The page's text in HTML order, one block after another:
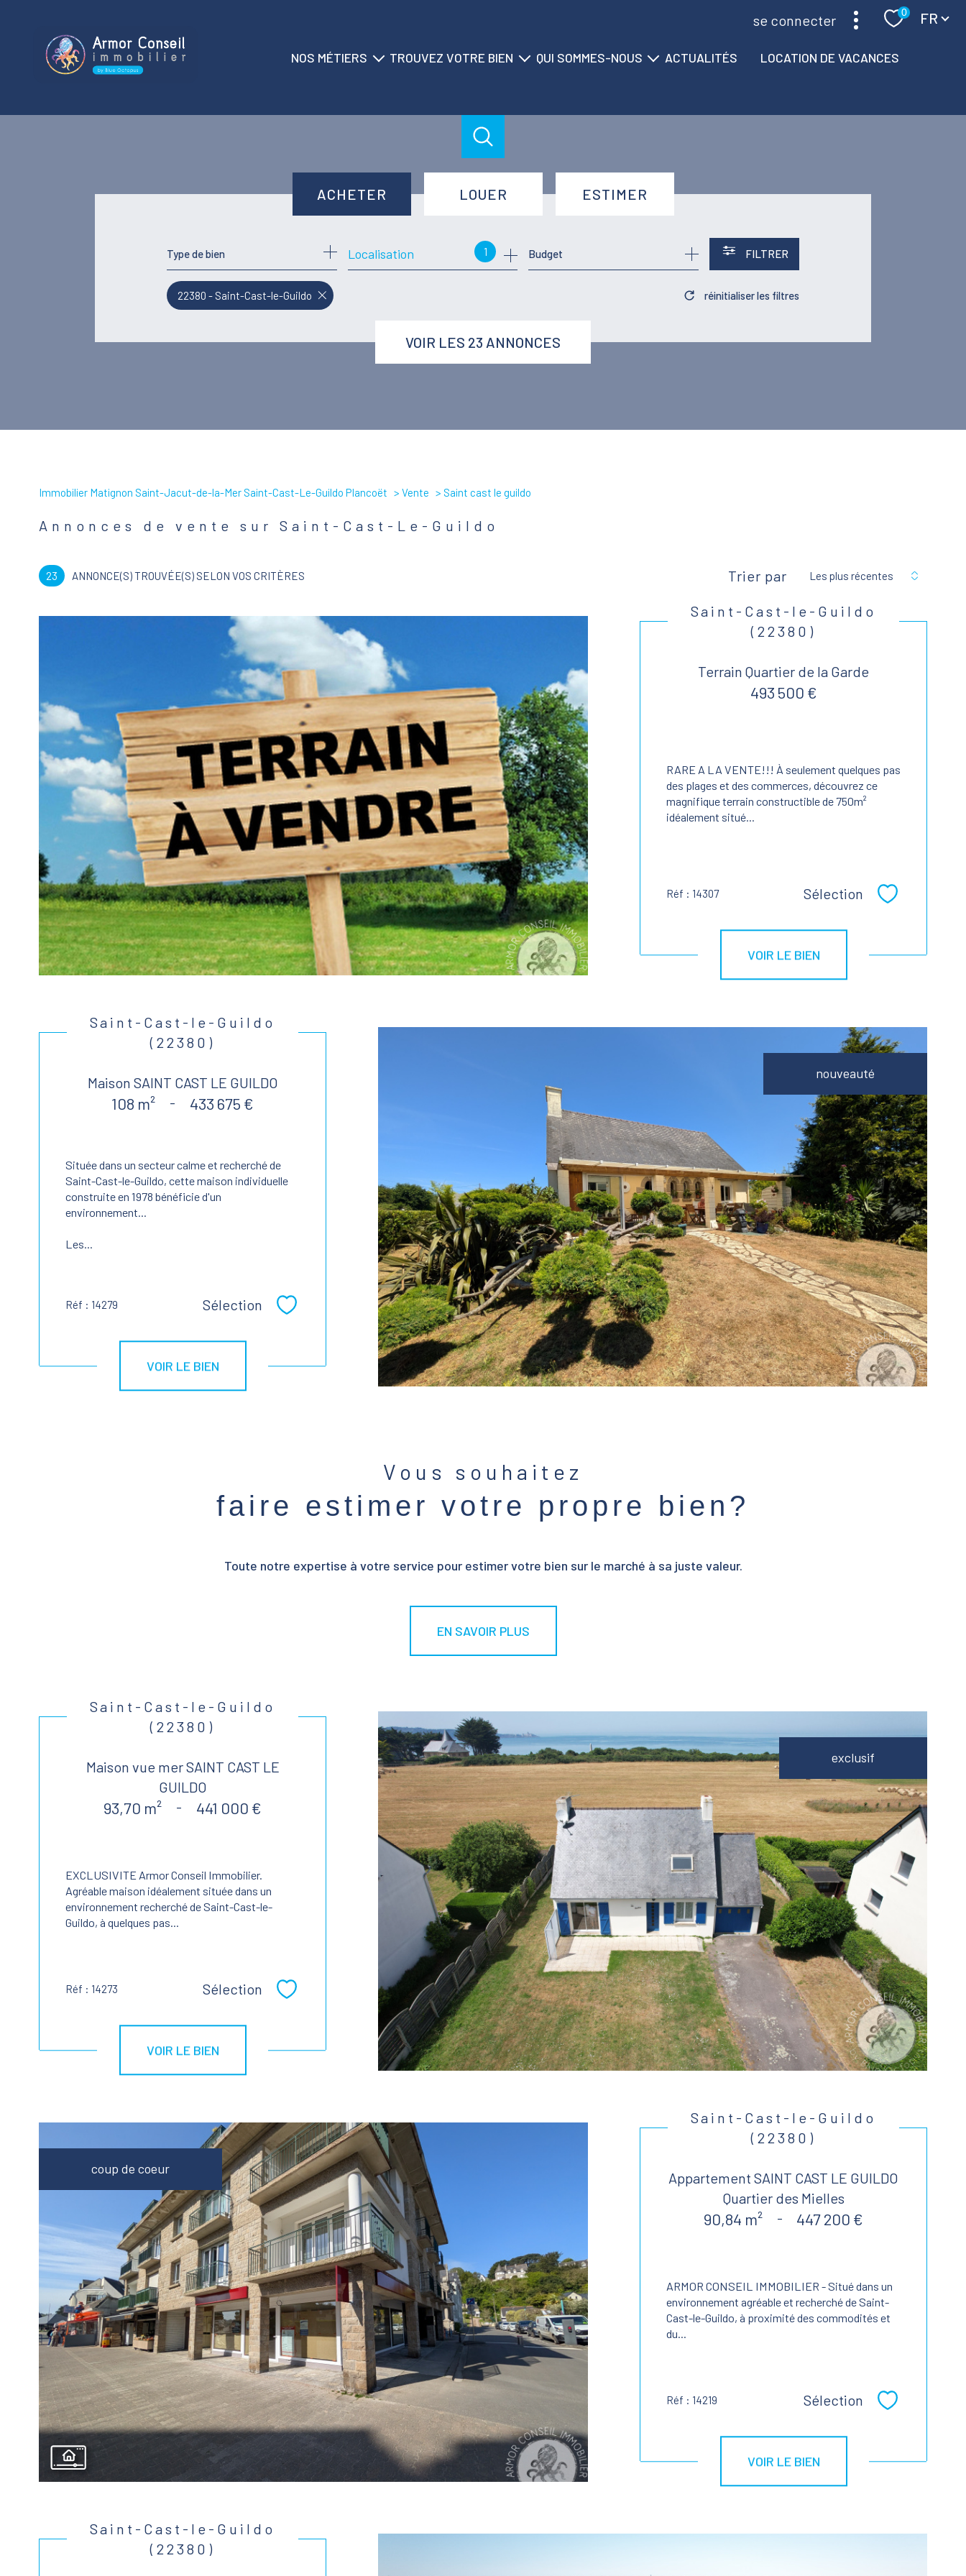
se connecter 0 FR
NOS MÉTIERS
location
gestion
syndic
TROUVEZ VOTRE BIEN
nos biens à la location
nos locations saisonnières
QUI SOMMES-NOUS
nos agences
nos partenaires
ACTUALITÉS LOCATION DE VACANCES
ACHETER
de l'ancien
de l'immo pro
LOUER
à l'année
de l'immo pro
ESTIMER
Type de bien 1
Localisation Budget FILTRER
VOIR LES 23 ANNONCES
22380 - Saint-Cast-le-Guildo réinitialiser les filtres
Immobilier Matignon Saint-Jacut-de-la-Mer Saint-Cast-Le-Guildo Plancoët Vente Saint cast le guildo
Annonces de vente sur Saint-Cast-Le-Guildo
23 ANNONCE(S) TROUVÉE(S) SELON VOS CRITÈRES Trier par Les plus récentes
Saint-Cast-le-Guildo
(22380)
Terrain Quartier de la Garde
493 500 €
RARE A LA VENTE!!! À seulement quelques pas
des plages et des commerces, découvrez ce
magnifique terrain constructible de 750m²
idéalement situé...
Réf : 14307 Sélection Sélectionner
VOIR LE BIEN
nouveauté
Saint-Cast-le-Guildo
(22380)
Maison SAINT CAST LE GUILDO
108 m² - 433 675 €
Située dans un secteur calme et recherché de
Saint-Cast-le-Guildo, cette maison individuelle
construite en 1978 bénéficie d'un
environnement...
Les...
Réf : 14279 Sélection Sélectionner
VOIR LE BIEN
Vous souhaitez
faire estimer votre propre bien?
Toute notre expertise à votre service pour estimer votre bien sur le marché à sa juste valeur.
EN SAVOIR PLUS
exclusif
Saint-Cast-le-Guildo
(22380)
Maison vue mer SAINT CAST LE
GUILDO
93,70 m² - 441 000 €
EXCLUSIVITE Armor Conseil Immobilier.
Agréable maison idéalement située dans un
environnement recherché de Saint-Cast-le-
Guildo, à quelques pas...
Réf : 14273 Sélection Sélectionner
VOIR LE BIEN
coup de coeur
Saint-Cast-le-Guildo
(22380)
Appartement SAINT CAST LE GUILDO
Quartier des Mielles
90,84 m² - 447 200 €
ARMOR CONSEIL IMMOBILIER - Situé dans un
environnement agréable et recherché de Saint-
Cast-le-Guildo, à proximité des commodités et
du...
Réf : 14219 Sélection Sélectionner
VOIR LE BIEN
Saint-Cast-le-Guildo
(22380)